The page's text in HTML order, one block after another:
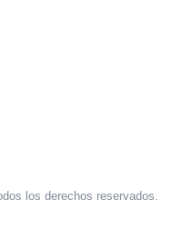
los derechos reservados.